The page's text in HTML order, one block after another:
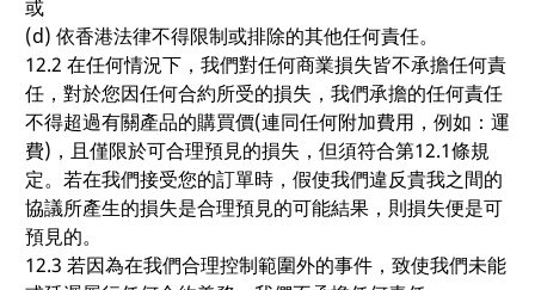
或
(d) 依香港法律不得限制或排除的其他任何責任。
12.2 在任何情況下，我們對任何商業損失皆不承擔任何責
任，對於您因任何合約所受的損失，我們承擔的任何責任
不得超過有關產品的購買價(連同任何附加費用，例如：運
費)，且僅限於可合理預見的損失，但須符合第12.1條規
定。若在我們接受您的訂單時，假使我們違反貴我之間的
協議所產生的損失是合理預見的可能結果，則損失便是可
預見的。
12.3 若因為在我們合理控制範圍外的事件，致使我們未能